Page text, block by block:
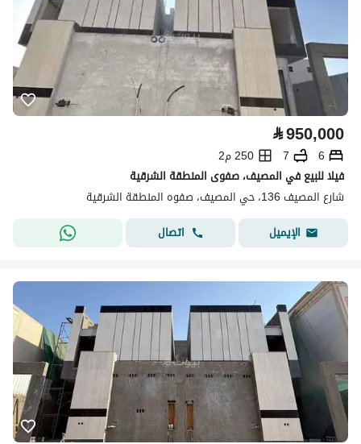
⃁950,000
6
7
250 م2
فيلا للبيع في المصيف، صفوى المنطقة الشرقية
شارع المصيف 136، حي المصيف، صفوه المنطقة الشرقية
الإيميل
اتصال